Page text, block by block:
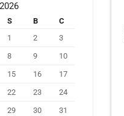
S B
C
1
2
3
8 9
10
15 16
17
22 23
24
29 30 31